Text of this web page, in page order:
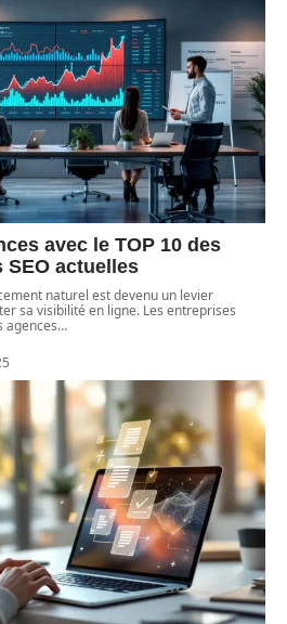
avec le TOP 10 des
SEO actuelles
naturel est devenu un levier
sa visibilité en ligne. Les entreprises
agences…